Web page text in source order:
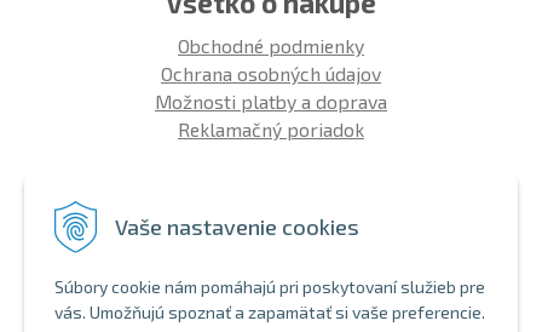
Vaše nastavenie cookies
Súbory cookie nám pomáhajú pri poskytovaní služieb pre
vás. Umožňujú spoznať a zapamätať si vaše preferencie.
Obchodné podmienky
Ochrana osobných údajov
Možnosti platby a doprava
Reklamačný poriadok
Aký bicykel kúpiť 26' | 27,5' | 29'
Nákup na splátky